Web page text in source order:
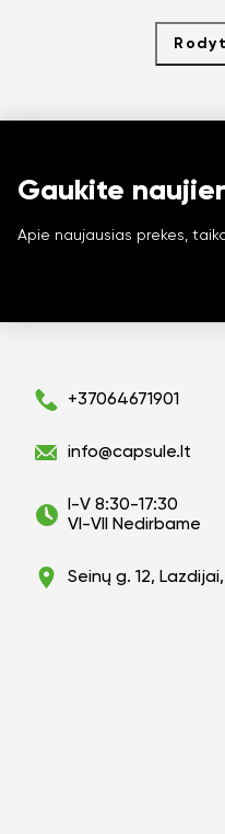
Gaukite
Apie naujausias prekes,
+37064671901
info@capsule.lt
I-V 8:30-17:30
VI-VII Nedirbame
Seinų g. 12, Lazdijai,